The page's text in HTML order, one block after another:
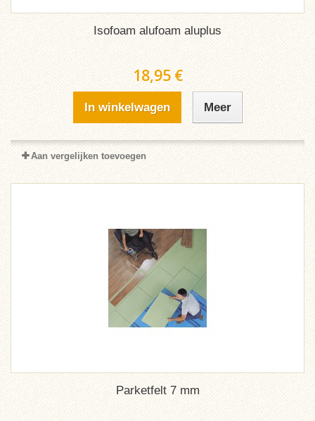
Isofoam alufoam aluplus
18,95 €
In winkelwagen Meer
Aan vergelijken toevoegen
Parketfelt 7 mm